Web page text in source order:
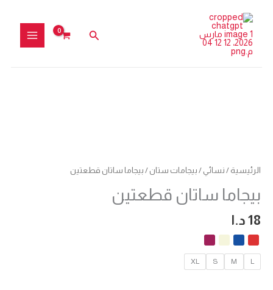
المحتوى
البحث
الرئيسية / نسائي / بيجامات ستان / بيجاما ساتان قطعتين
بيجاما ساتان قطعتين
18 د.ا
L
M
S
XL